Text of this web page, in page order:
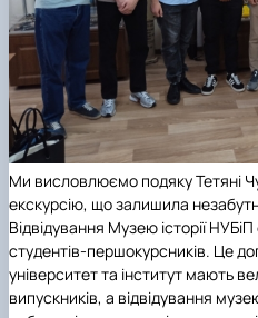
Ми висловлюємо подяку Тетяні
екскурсію, що залишила
Відвідування Музею історії
студентів-першокурсників. Це
університет та інститут мають
випускників, а відвідування